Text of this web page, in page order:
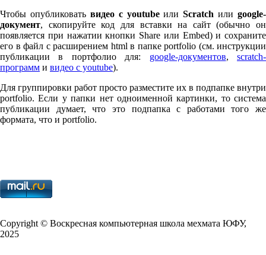
Чтобы опубликовать видео с youtubeилиScratch или google-
документ, скопируйте код для вставки на сайт (обычно он
появляется при нажатии кнопки Share или Embed) и сохраните
его в файл с расширением html в папке port­fo­lio (см. инструкции
публикации в портфолио для: google-документов,scratch-
программ и видео с youtube).
Для группировки работ просто разместите их в подпапке внутри
port­fo­lio. Если у папки нет одноименной картинки, то система
публикации думает, что это подпапка с работами того же
формата, что и port­fo­lio.
Copy­right © Воскресная компьютерная школа мехмата ЮФУ,
2025